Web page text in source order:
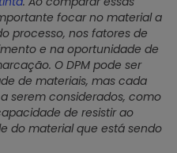
focar no material a
processo, nos fatores de
e na oportunidade de
O DPM pode ser
de materiais, mas cada
serem considerados, como
de resistir ao
do material que está sendo